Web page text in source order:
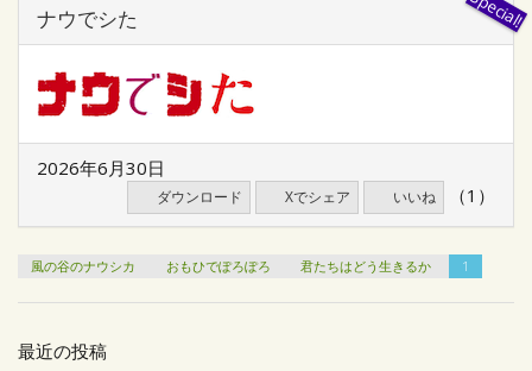
ナウでシた
2026年6月30日
ダウンロード Xでシェア いいね （1）
風の谷のナウシカ おもひでぽろぽろ 君たちはどう生きるか 1
最近の投稿